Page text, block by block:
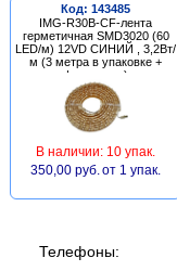
Код: 143485
IMG-R30B-CF-лента
герметичная SMD3020 (60
LED/м) 12VD СИНИЙ , 3,2Вт/
м (3 метра в упаковке +
фурнитура)
В наличии: 10 упак.
350,00 руб. от 1 упак.
Телефоны: